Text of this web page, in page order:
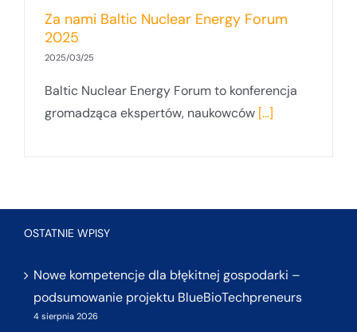
Za nami Baltic Nuclear Energy Forum
2025
2025/03/25
Baltic Nuclear Energy Forum to konferencja
gromadząca ekspertów, naukowców [...]
OSTATNIE WPISY
Nowe kompetencje dla błękitnej gospodarki –
podsumowanie projektu BlueBioTechpreneurs
4 sierpnia 2026